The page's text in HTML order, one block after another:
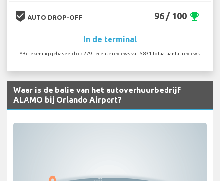
beenhere AUTO DROP-OFF 96 / 100 emoji_events
In de terminal
*Berekening gebaseerd op 279 recente reviews van 5831 totaal aantal reviews.
Waar is de balie van het autoverhuurbedrijf
ALAMO bij Orlando Airport?